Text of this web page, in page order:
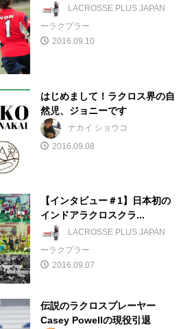
LACROSSE PLUS JAPAN
ーラクプラー
2016.09.10
はじめまして！ラクロス界の自
然児、ジョニーです
ナカイ ショウコ
2016.09.08
【インタビュー＃1】日本初の
インドアラクロスクラ...
LACROSSE PLUS JAPAN
ーラクプラー
2016.09.07
伝説のラクロスプレーヤー
Casey Powellの現役引退